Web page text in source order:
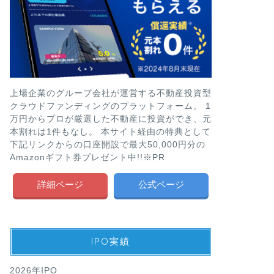
上場企業のグループ会社が運営する不動産投資型
クラウドファンディングのプラットフォーム。 1
万円からプロが厳選した不動産に投資ができ、元
本割れは1件もなし。 本サイト経由の特典として
下記リンクからの口座開設で最大50,000円分の
Amazonギフト券プレゼント中!!※PR
詳細ページ 公式ページ
IPO実績
2026年IPO